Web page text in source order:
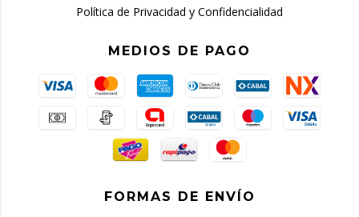
Política de Privacidad y Confidencialidad
MEDIOS DE PAGO
FORMAS DE ENVÍO